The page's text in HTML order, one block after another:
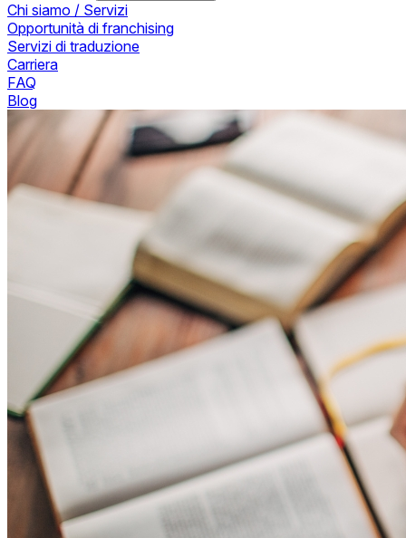
Chi siamo / Servizi
Opportunità di franchising
Servizi di traduzione
Carriera
FAQ
Blog